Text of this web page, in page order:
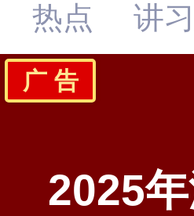
热点 讲
广 告
2025